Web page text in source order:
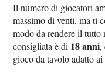
Il numero di giocatori
massimo di venti, ma ti
modo da rendere il
consigliata è di 18 anni,
gioco da tavolo adatto